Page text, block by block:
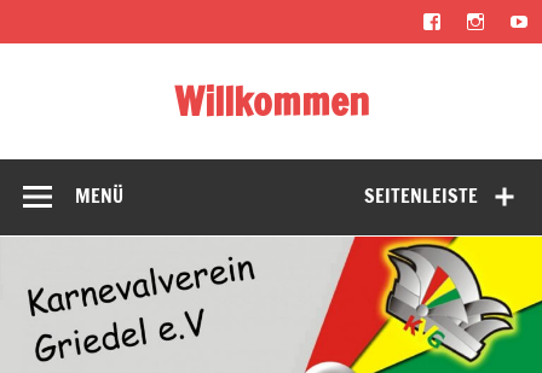
springen
Willkommen
Fasching, Fastabend, Fastelovend, Fasteleer oder fünfte
SEITENLEISTE
MENÜ